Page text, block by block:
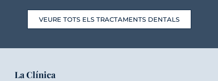
VEURE TOTS ELS TRACTAMENTS DENTALS
La Clínica